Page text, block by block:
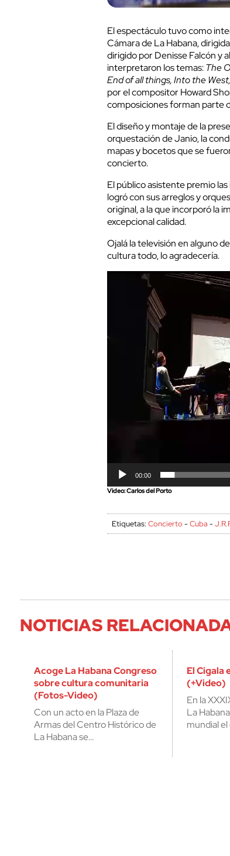
El espectáculo tuvo como
Cámara de La Habana,
dirigido por Denisse Falcón y
interpretaron los temas:The
End of all things, Into the
por el compositor Howard
composiciones forman parte
El diseño y montaje de la
orquestación de Janio, la
mapas y bocetos que se
concierto.
El público asistente premio
logró con sus arreglos y
original, a la que incorporó la
excepcional calidad.
Ojalá la televisión en alguno
cultura todo, lo agradecería.
00:00
Video: Carlos del Porto
Etiquetas:Concierto -Cuba -
NOTICIAS
Acoge La Habana Congreso
sobre cultura comunitaria
(Fotos-Video)
Con un acto en la Plaza de
Armas del Centro Histórico de
La Habana se…
El Cigala
(+Video)
En la
La
mundial